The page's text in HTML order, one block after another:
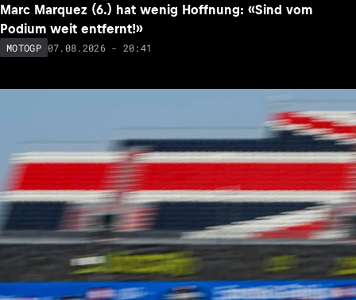
Marc Marquez (6.) hat wenig Hoffnung: «Sind vom
Podium weit entfernt!»
MOTOGP 07.08.2026 - 20:41